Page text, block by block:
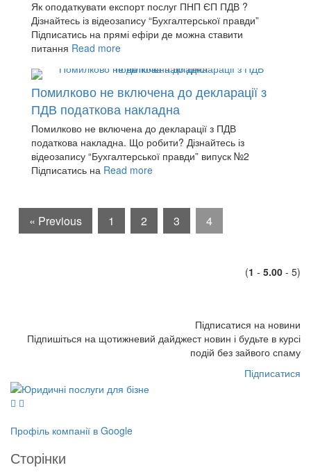
Як оподаткувати експорт послуг ПНП ЄП ПДВ ?
Дізнайтесь із відеозапису “Бухгалтерської правди”
Підписатись на прямі ефіри де можна ставити
питання Read more
Помилково не включена до декларації з
ПДВ податкова накладна
Помилково не включена до декларації з ПДВ
податкова накладна. Що робити? Дізнайтесь із
відеозапису “Бухгалтерської правди” випуск №2
Підписатись на Read more
« Previous 1 2 3 4
(1 - 5.00 - 5)
Підписатися на новини
Підпишіться на щотижневий дайджест новин і будьте в курсі
подій без зайвого спаму
Підписатися
Профіль компанії в Google
Сторінки